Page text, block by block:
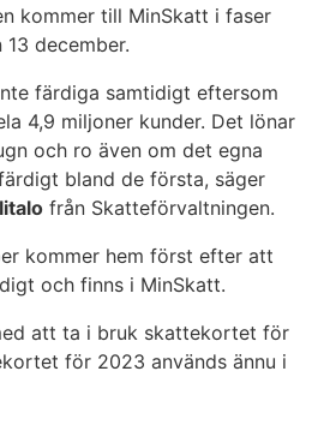
kommer till MinSkatt i faser
december.
färdiga samtidigt eftersom
4,9 miljoner kunder. Det lönar
och ro även om det egna
bland de första, säger
från Skatteförvaltningen.
kommer hem först efter att
och finns i MinSkatt.
att ta i bruk skattekortet för
för 2023 används ännu i